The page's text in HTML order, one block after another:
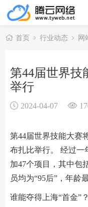
首页 行业动态 网
第44届世界技
举行
2024-04-07
第44届世界技能大赛
布扎比举行。 经过一
加47个项目，其中包
员均为“95后”，年龄
谁能夺得上海“首金”？